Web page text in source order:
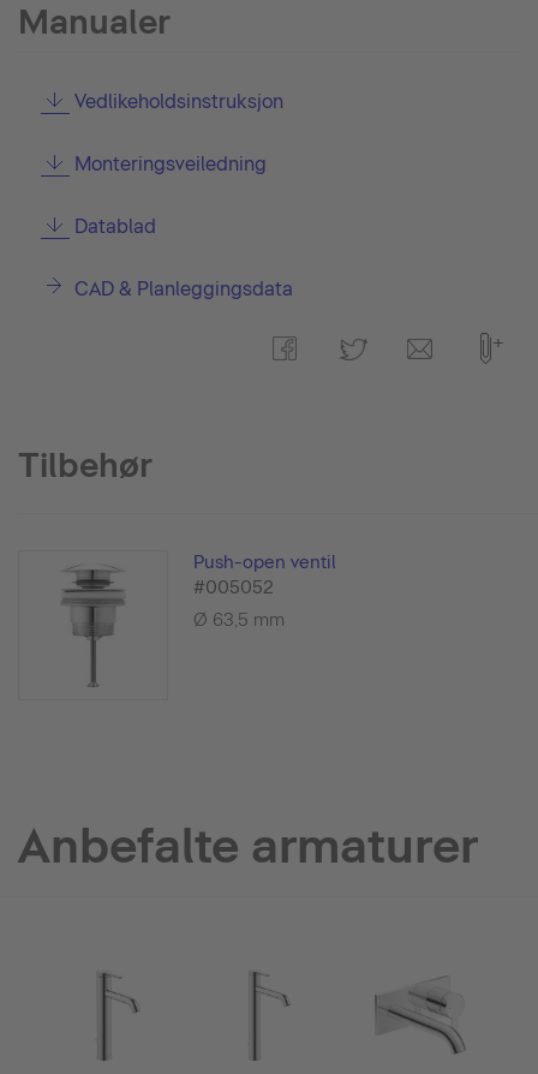
Manualer
Vedlikeholdsinstruksjon
Monteringsveiledning
Datablad
CAD & Planleggingsdata
Tilbehør
Push-open ventil
#005052
Ø 63,5 mm
Anbefalte armaturer